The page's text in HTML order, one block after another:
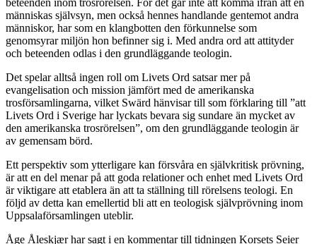
beteenden inom trosrörelsen. För det går inte att komma ifrån att en
människas självsyn, men också hennes handlande gentemot andra
människor, har som en klangbotten den förkunnelse som
genomsyrar miljön hon befinner sig i. Med andra ord att attityder
och beteenden odlas i den grundläggande teologin.
Det spelar alltså ingen roll om Livets Ord satsar mer på
evangelisation och mission jämfört med de amerikanska
trosförsamlingarna, vilket Swärd hänvisar till som förklaring till ”att
Livets Ord i Sverige har lyckats bevara sig sundare än mycket av
den amerikanska trosrörelsen”, om den grundläggande teologin är
av gemensam börd.
Ett perspektiv som ytterligare kan försvåra en självkritisk prövning,
är att en del menar på att goda relationer och enhet med Livets Ord
är viktigare att etablera än att ta ställning till rörelsens teologi. En
följd av detta kan emellertid bli att en teologisk självprövning inom
Uppsalaförsamlingen uteblir.
Åge Åleskjær har sagt i en kommentar till tidningen Korsets Seier